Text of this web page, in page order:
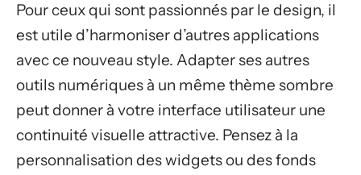
Pour ceux qui sont passionnés par le design, il
est utile d’harmoniser d’autres applications
avec ce nouveau style. Adapter ses autres
outils numériques à un même thème sombre
peut donner à votre interface utilisateur une
continuité visuelle attractive. Pensez à la
personnalisation des widgets ou des fonds